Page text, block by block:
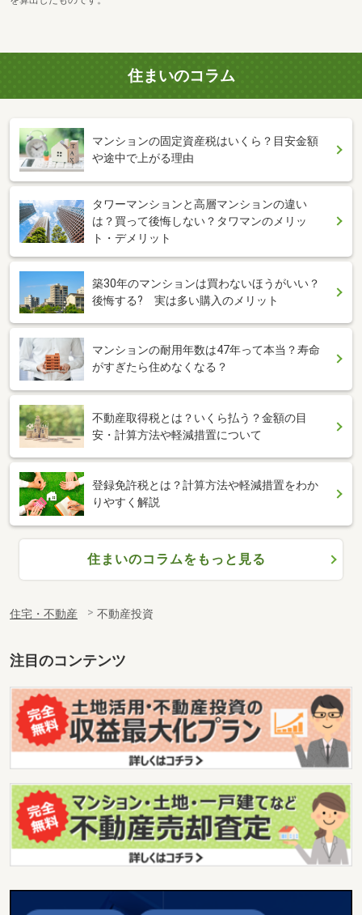
住まいのコラム
マンションの固定資産税はいくら？目安金額
や途中で上がる理由
タワーマンションと高層マンションの違い
は？買って後悔しない？タワマンのメリッ
ト・デメリット
築30年のマンションは買わないほうがいい？
後悔する? 実は多い購入のメリット
マンションの耐用年数は47年って本当？寿命
がすぎたら住めなくなる？
不動産取得税とは？いくら払う？金額の目
安・計算方法や軽減措置について
登録免許税とは？計算方法や軽減措置をわか
りやすく解説
住まいのコラムをもっと見る
住宅・不動産 不動産投資
注目のコンテンツ